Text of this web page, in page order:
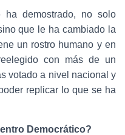
demostrado, no solo
que le ha cambiado la
un rostro humano y en
con más de un
votado a nivel nacional y
replicar lo que se ha
Democrático?